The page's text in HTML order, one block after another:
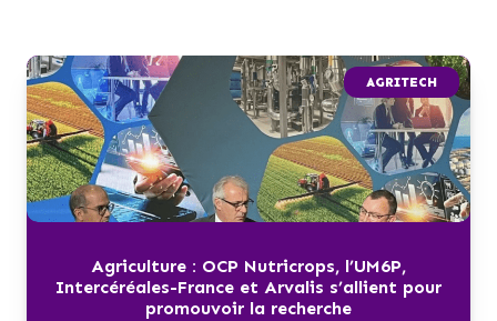
AGRITECH
Agriculture : OCP Nutricrops, l’UM6P,
Intercéréales-France et Arvalis s’allient pour
promouvoir la recherche